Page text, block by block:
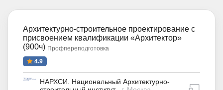
Архитектурно-строительное проектирование с
присвоением квалификации «Архитектор»
(900ч) Профпереподготовка
4.9
НАРХСИ. Национальный Архитектурно-